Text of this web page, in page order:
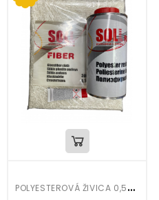
P
OLYESTEROVÁ ŽIVICA 0,5KG A SKLOLAMINÁTOVÁ TKANINA